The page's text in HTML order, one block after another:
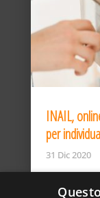
INAIL,
per
31 Dic 2020